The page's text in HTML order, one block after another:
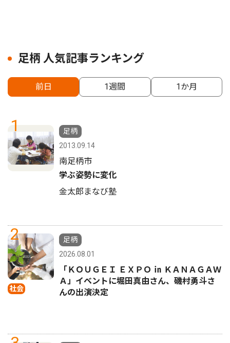
足柄 人気記事ランキング
前日 1週間 1か月
1
足柄
2013.09.14
南足柄市
学ぶ姿勢に変化
金太郎まなび塾
2
社会
足柄
2026.08.01
「ＫＯＵＧＥＩ ＥＸＰＯ ㏌ ＫＡＮＡＧＡＷ
Ａ」イベントに堀田真由さん、磯村勇斗さ
んの出演決定